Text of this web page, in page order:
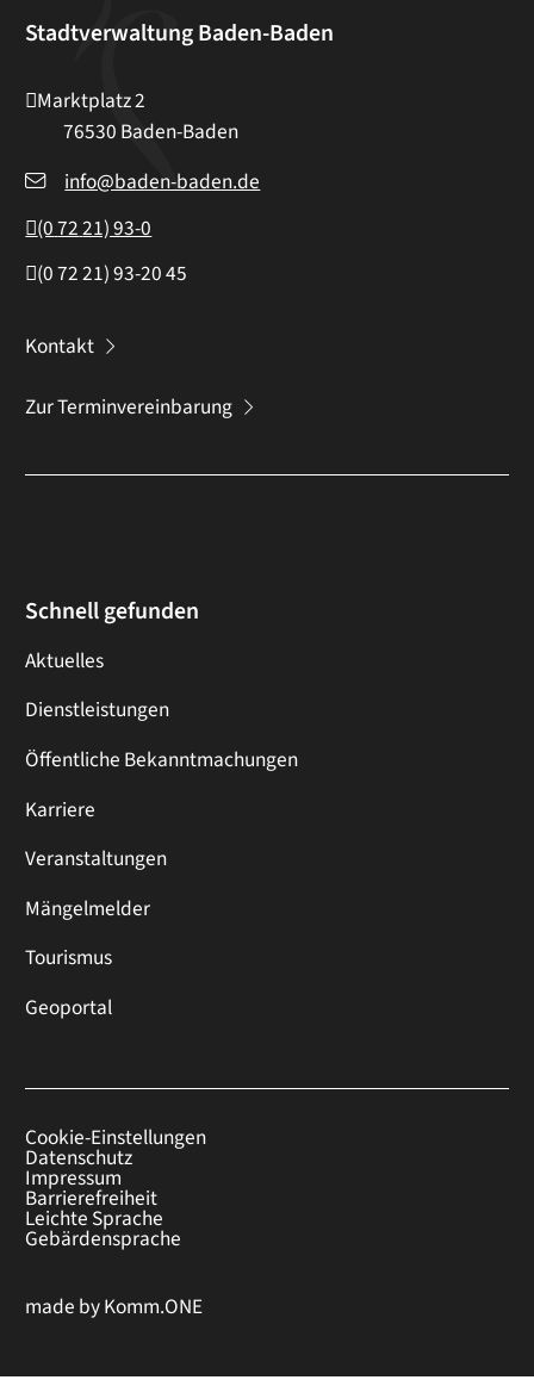
Stadtverwaltung Baden-Baden
Marktplatz 2
76530 Baden-Baden
info@baden-baden.de
(07221) 93-0
(07221) 93-2045
Kontakt
Zur Terminvereinbarung
Schnell gefunden
Aktuelles
Dienstleistungen
Öffentliche Bekanntmachungen
Karriere
Veranstaltungen
Mängelmelder
Tourismus
Geoportal
Cookie-Einstellungen
Datenschutz
Impressum
Barrierefreiheit
Leichte Sprache
Gebärdensprache
made byKomm.ONE